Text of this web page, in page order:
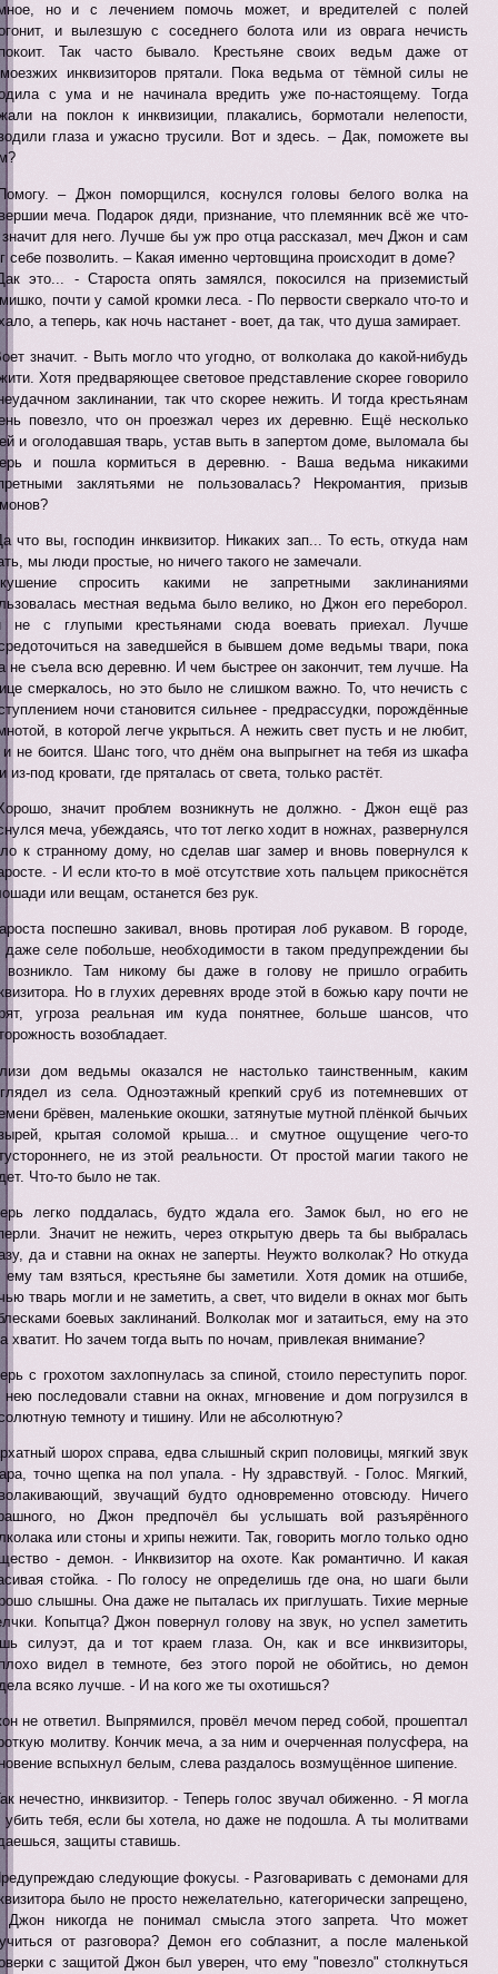
но и с лечением помочь может, и вредителей с полей
и вылезшую с соседнего болота или из оврага нечисть
Так часто бывало. Крестьяне своих ведьм даже от
инквизиторов прятали. Пока ведьма от тёмной силы не
с ума и не начинала вредить уже по-настоящему. Тогда
на поклон к инквизиции, плакались, бормотали нелепости,
глаза и ужасно трусили. Вот и здесь. – Дак, поможете вы
– Джон поморщился, коснулся головы белого волка на
меча. Подарок дяди, признание, что племянник всё же что-
значит для него. Лучше бы уж про отца рассказал, меч Джон и сам
себе позволить. – Какая именно чертовщина происходит в доме?
это... - Староста опять замялся, покосился на приземистый
почти у самой кромки леса. - По первости сверкало что-то и
а теперь, как ночь настанет - воет, да так, что душа замирает.
значит. - Выть могло что угодно, от волколака до какой-нибудь
Хотя предваряющее световое представление скорее говорило
заклинании, так что скорее нежить. И тогда крестьянам
повезло, что он проезжал через их деревню. Ещё несколько
и оголодавшая тварь, устав выть в запертом доме, выломала бы
и пошла кормиться в деревню. - Ваша ведьма никакими
заклятьями не пользовалась? Некромантия, призыв
что вы, господин инквизитор. Никаких зап... То есть, откуда нам
мы люди простые, но ничего такого не замечали.
спросить какими не запретными заклинаниями
местная ведьма было велико, но Джон его переборол.
не с глупыми крестьянами сюда воевать приехал. Лучше
на заведшейся в бывшем доме ведьмы твари, пока
не съела всю деревню. И чем быстрее он закончит, тем лучше. На
смеркалось, но это было не слишком важно. То, что нечисть с
ночи становится сильнее - предрассудки, порождённые
в которой легче укрыться. А нежить свет пусть и не любит,
и не боится. Шанс того, что днём она выпрыгнет на тебя из шкафа
из-под кровати, где пряталась от света, только растёт.
значит проблем возникнуть не должно. - Джон ещё раз
меча, убеждаясь, что тот легко ходит в ножнах, развернулся
к странному дому, но сделав шаг замер и вновь повернулся к
- И если кто-то в моё отсутствие хоть пальцем прикоснётся
или вещам, останется без рук.
поспешно закивал, вновь протирая лоб рукавом. В городе,
даже селе побольше, необходимости в таком предупреждении бы
возникло. Там никому бы даже в голову не пришло ограбить
Но в глухих деревнях вроде этой в божью кару почти не
угроза реальная им куда понятнее, больше шансов, что
возобладает.
дом ведьмы оказался не настолько таинственным, каким
из села. Одноэтажный крепкий сруб из потемневших от
брёвен, маленькие окошки, затянутые мутной плёнкой бычьих
крытая соломой крыша... и смутное ощущение чего-то
не из этой реальности. От простой магии такого не
Что-то было не так.
легко поддалась, будто ждала его. Замок был, но его не
Значит не нежить, через открытую дверь та бы выбралась
да и ставни на окнах не заперты. Неужто волколак? Но откуда
ему там взяться, крестьяне бы заметили. Хотя домик на отшибе,
тварь могли и не заметить, а свет, что видели в окнах мог быть
боевых заклинаний. Волколак мог и затаиться, ему на это
хватит. Но зачем тогда выть по ночам, привлекая внимание?
с грохотом захлопнулась за спиной, стоило переступить порог.
нею последовали ставни на окнах, мгновение и дом погрузился в
темноту и тишину. Или не абсолютную?
шорох справа, едва слышный скрип половицы, мягкий звук
точно щепка на пол упала. - Ну здравствуй. - Голос. Мягкий,
звучащий будто одновременно отовсюду. Ничего
но Джон предпочёл бы услышать вой разъярённого
или стоны и хрипы нежити. Так, говорить могло только одно
- демон. - Инквизитор на охоте. Как романтично. И какая
стойка. - По голосу не определишь где она, но шаги были
слышны. Она даже не пыталась их приглушать. Тихие мерные
Копытца? Джон повернул голову на звук, но успел заметить
силуэт, да и тот краем глаза. Он, как и все инквизиторы,
видел в темноте, без этого порой не обойтись, но демон
всяко лучше. - И на кого же ты охотишься?
не ответил. Выпрямился, провёл мечом перед собой, прошептал
молитву. Кончик меча, а за ним и очерченная полусфера, на
вспыхнул белым, слева раздалось возмущённое шипение.
нечестно, инквизитор. - Теперь голос звучал обиженно. - Я могла
убить тебя, если бы хотела, но даже не подошла. А ты молитвами
защиты ставишь.
следующие фокусы. - Разговаривать с демонами для
было не просто нежелательно, категорически запрещено,
Джон никогда не понимал смысла этого запрета. Что может
от разговора? Демон его соблазнит, а после маленькой
с защитой Джон был уверен, что ему "повезло" столкнуться